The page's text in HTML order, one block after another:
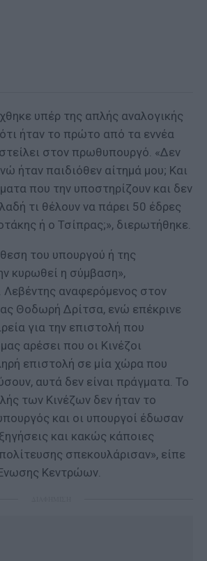
υπέρ της απλής αναλογικής
ήταν το πρώτο από τα εννέα
στον πρωθυπουργό. «Δεν
ήταν παιδιόθεν αίτημά μου; Και
που την υποστηρίζουν και δεν
τι θέλουν να πάρει 50 έδρες
ή ο Τσίπρας;», διερωτήθηκε.
του υπουργού ή της
κυρωθεί η σύμβαση»,
Λεβέντης αναφερόμενος στον
Θοδωρή Δρίτσα, ενώ επέκρινε
για την επιστολή που
αρέσει που οι Κινέζοι
επιστολή σε μία χώρα που
αυτά δεν είναι πράγματα. Το
των Κινέζων δεν ήταν το
και οι υπουργοί έδωσαν
και κακώς κάποιες
σπεκουλάρισαν», είπε
Κεντρώων.